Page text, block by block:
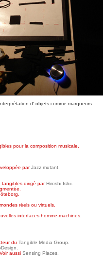
d' objets comme marqueurs
pour la composition musicale.
parJazz mutant.
tangibles dirigé parHiroshi Ishii.
réels ou virtuels.
interfaces homme-machines.
du Tangible Media Group.
Voir aussi Sensing Places.